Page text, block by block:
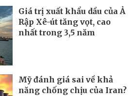
Giá trị xuất khẩu dầu của Ả
Rập Xê-út tăng vọt, cao
nhất trong 3,5 năm
Mỹ đánh giá sai về khả
năng chống chịu của Iran?